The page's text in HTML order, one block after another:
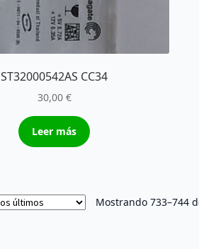
ST32000542AS CC34
30,00 €
Leer más
Mostrando 733–744